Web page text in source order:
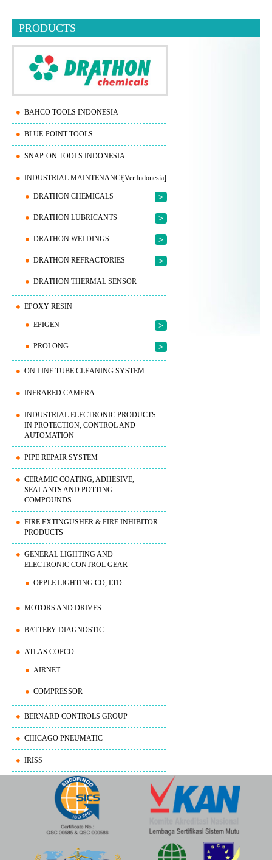
PRODUCTS
BAHCO TOOLS INDONESIA
BLUE-POINT TOOLS
SNAP-ON TOOLS INDONESIA
INDUSTRIAL MAINTENANCE[Ver.Indonesia]
DRATHON CHEMICALS >
DRATHON LUBRICANTS >
DRATHON WELDINGS >
DRATHON REFRACTORIES >
DRATHON THERMAL SENSOR
EPOXY RESIN
EPIGEN >
PROLONG >
ON LINE TUBE CLEANING SYSTEM
INFRARED CAMERA
INDUSTRIAL ELECTRONIC PRODUCTS
IN PROTECTION, CONTROL AND
AUTOMATION
PIPE REPAIR SYSTEM
CERAMIC COATING, ADHESIVE,
SEALANTS AND POTTING
COMPOUNDS
FIRE EXTINGUSHER & FIRE INHIBITOR
PRODUCTS
GENERAL LIGHTING AND
ELECTRONIC CONTROL GEAR
OPPLE LIGHTING CO, LTD
MOTORS AND DRIVES
BATTERY DIAGNOSTIC
ATLAS COPCO
AIRNET
COMPRESSOR
BERNARD CONTROLS GROUP
CHICAGO PNEUMATIC
IRISS